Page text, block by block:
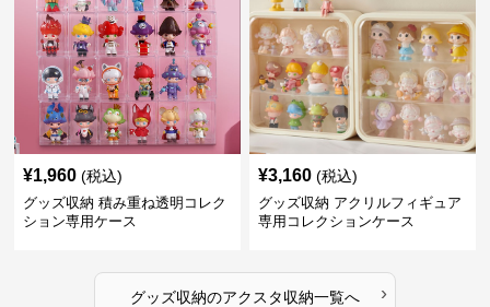
¥1,960 (税込)
グッズ収納 積み重ね透明コレク
ション専用ケース
¥3,160 (税込)
グッズ収納 アクリルフィギュア
専用コレクションケース
グッズ収納のアクスタ収納一覧へ ›